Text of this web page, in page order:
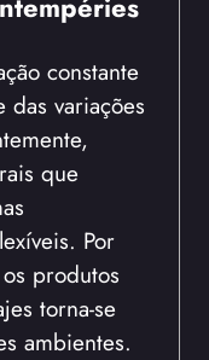
constante
variações
que
Por
produtos
torna-se
ambientes.